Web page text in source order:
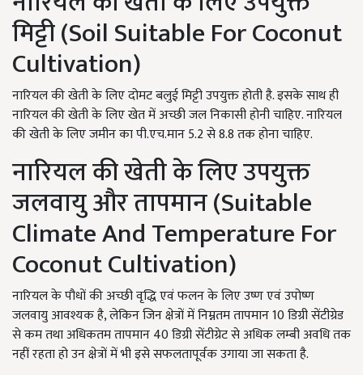
मिट्टी (Soil Suitable For Coconut
Cultivation)
नारियल की खेती के लिए दोमट बलुई मिट्टी उपयुक्त होती है. इसके साथ ही
नारियल की खेती के लिए खेत में अच्छी जल निकासी होनी चाहिए. नारियल
की खेती के लिए जमीन का पी.एच.मान 5.2 से 8.8 तक होना चाहिए.
नारियल की खेती के लिए उपयुक्त
जलवायु और तापमान (Suitable
Climate And Temperature For
Coconut Cultivation)
नारियल के पौधों की अच्छी वृद्धि एवं फलन के लिए उष्ण एवं उपोष्ण
जलवायु आवश्यक है, लेकिन जिन क्षेत्रों में निम्नतम तापमान 10 डिग्री सेंटीग्रेड
से कम तथा अधिकतम तापमान 40 डिग्री सेंटीग्रेट से अधिक लम्बी अवधि तक
नहीं रहता हो उन क्षेत्रों में भी इसे सफलतापूर्वक उगाया जा सकता है.